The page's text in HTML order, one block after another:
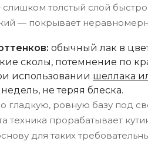
толстый слой
— покрывает
обычный лак в
сколы, потемнение по
использовании шеллака
не теряя блеска.
гладкую, ровную базу под
техника прорабатывает
для таких